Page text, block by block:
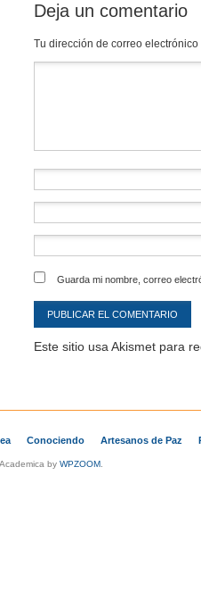
Deja un comentario
Tu dirección de correo
Guarda mi nombre, correo
Este sitio usa Akismet para
Conociendo Artesanos de Paz
by WPZOOM